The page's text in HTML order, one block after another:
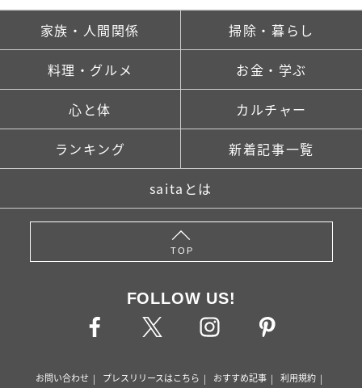
家族・人間関係 掃除・暮らし
料理・グルメ お金・学ぶ
心と体 カルチャー
ランキング 新着記事一覧
saitaとは
TOP
FOLLOW US!
お問い合わせ プレスリリースはこちら おすすめ記事 利用規約